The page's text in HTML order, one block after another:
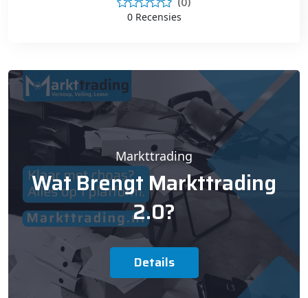
(0)
0 Recensies
Markttrading
Wat Brengt Markttrading
2.0?
Details